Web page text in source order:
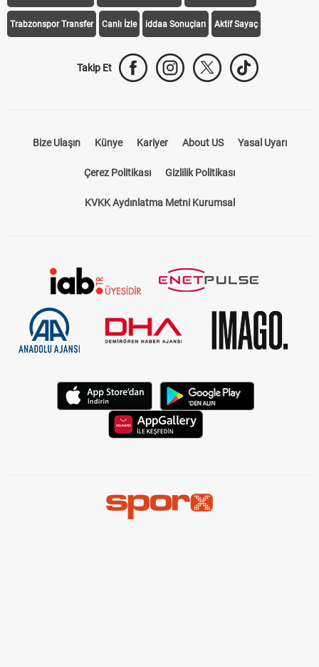
Trabzonspor Transfer Canlı İzle iddaa Sonuçları Aktif Sayaç
Takip Et
Bize Ulaşın Künye Kariyer About US Yasal Uyarı
Çerez Politikası Gizlilik Politikası
KVKK Aydınlatma Metni Kurumsal